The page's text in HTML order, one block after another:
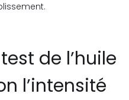
de l’huile
l’intensité